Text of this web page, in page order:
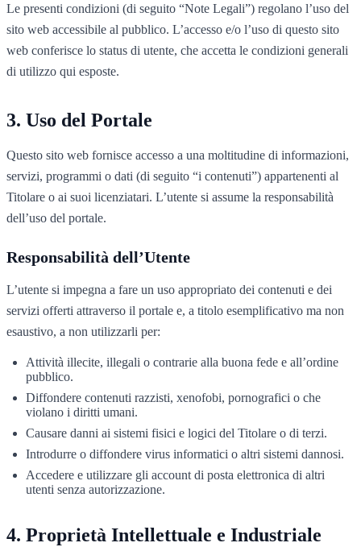
Le presenti condizioni (di seguito “Note Legali”) regolano l’uso del
sito web accessibile al pubblico. L’accesso e/o l’uso di questo sito
web conferisce lo status di utente, che accetta le condizioni generali
di utilizzo qui esposte.
Uso del Portale
Questo sito web fornisce accesso a una moltitudine di informazioni,
servizi, programmi o dati (di seguito “i contenuti”) appartenenti al
Titolare o ai suoi licenziatari. L’utente si assume la responsabilità
dell’uso del portale.
Responsabilità dell’Utente
L’utente si impegna a fare un uso appropriato dei contenuti e dei
servizi offerti attraverso il portale e, a titolo esemplificativo ma non
esaustivo, a non utilizzarli per:
Attività illecite, illegali o contrarie alla buona fede e all’ordine
pubblico.
Diffondere contenuti razzisti, xenofobi, pornografici o che
violano i diritti umani.
Causare danni ai sistemi fisici e logici del Titolare o di terzi.
Introdurre o diffondere virus informatici o altri sistemi dannosi.
Accedere e utilizzare gli account di posta elettronica di altri
utenti senza autorizzazione.
Proprietà Intellettuale e Industriale